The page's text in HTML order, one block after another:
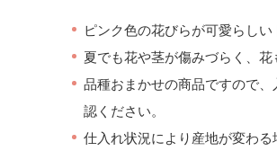
ピンク色の花びらが可愛らしい
夏でも花や茎が傷みづらく、花
品種おまかせの商品ですので
認ください。
仕入れ状況により産地が変わる